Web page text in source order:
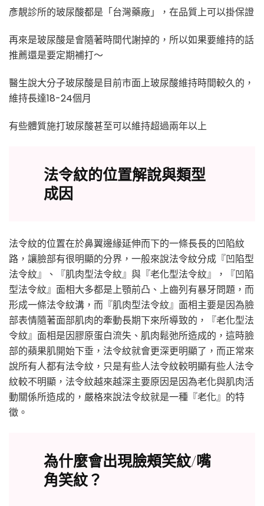
彥靚診所的玻尿酸都是「台灣藥廠」，在品質上可以掛保證
再來是玻尿酸是會隨著時間代謝掉的，所以如果要維持的話
推薦還是要定期補打～
醫生說大分子玻尿酸是目前市面上玻尿酸維持時間較久的，
維持長達18-24個月
有些體質施打玻尿酸甚至可以維持超過兩年以上
法令紋的位置解說與類型
成因
法令紋的位置在於鼻翼邊緣延伸而下的一條長長的凹陷紋
路，讓臉部有很明顯的分界，一般來說法令紋分成『凹陷型
法令紋』、『肌肉型法令紋』與『老化型法令紋』，『凹陷
型法令紋』面相大多都是上顎前凸、上齒列有暴牙問題，而
形成一條法令紋溝，而『肌肉型法令紋』面相主要是因為臉
部表情隨著面部肌肉的牽動長期下來所導致的，『老化型法
令紋』面相是因膠原蛋白流失、肌肉鬆弛所造成的，這時臉
部的蘋果肌開始下垂，法令紋就會更深更明顯了，而正常來
說所有人都有法令紋，只是有些人法令紋較明顯有些人法令
紋較不明顯，法令紋越來越深主要原因是因為老化與肌肉活
動關係所造成的，嚴格來說法令紋就是一種『老化』的特
徵。
為什麼會出現臉頰笑紋/嘴
角笑紋？